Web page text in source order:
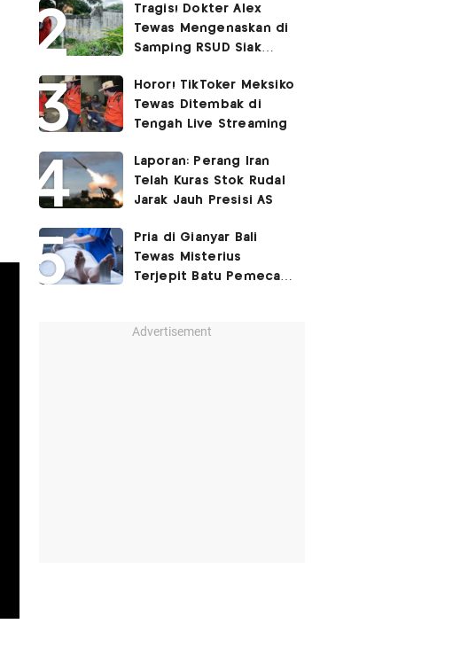
Tragis! Dokter Alex
Tewas Mengenaskan di
Samping RSUD Siak
Rocuronium
Horor! TikToker Meksiko
Tewas Ditembak di
Tengah Live Streaming
Laporan: Perang Iran
Telah Kuras Stok Rudal
Jarak Jauh Presisi AS
Pria di Gianyar Bali
Tewas Misterius
Terjepit Batu Pemecah
Advertisement